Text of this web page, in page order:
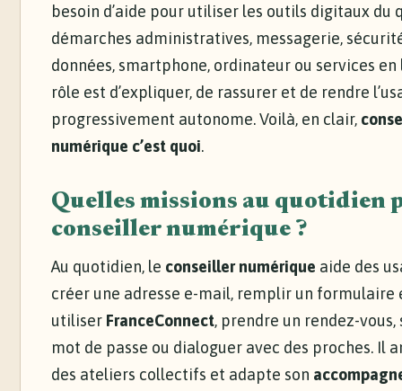
besoin d’aide pour utiliser les outils digitaux du
démarches administratives, messagerie,
données, smartphone, ordinateur ou services en
rôle est d’expliquer, de rassurer et de rendre
progressivement autonome. Voilà, en clair,
numérique c’est quoi.
Quelles missions au quotidien
conseiller numérique ?
Au quotidien, le conseiller numérique aide des
créer une adresse e-mail, remplir un formulaire
utiliser FranceConnect, prendre un rendez-vous,
mot de passe ou dialoguer avec des proches. Il
des ateliers collectifs et adapte son